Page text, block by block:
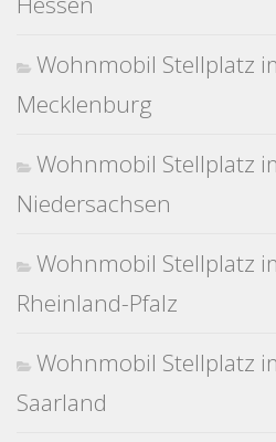
Wohnmobil Stellplatz
Mecklenburg
Wohnmobil Stellplatz
Niedersachsen
Wohnmobil Stellplatz
Rheinland-Pfalz
Wohnmobil Stellplatz
Saarland